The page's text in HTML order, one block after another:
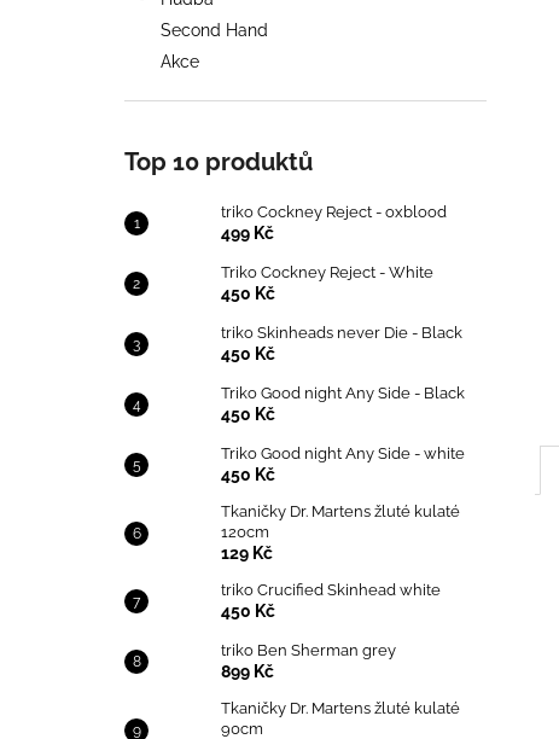
Second Hand
Akce
Top 10 produktů
triko Cockney Reject - oxblood
499 Kč
Triko Cockney Reject - White
450 Kč
triko Skinheads never Die - Black
450 Kč
Triko Good night Any Side - Black
450 Kč
Triko Good night Any Side - white
450 Kč
Tkaničky Dr. Martens žluté kulaté
120cm
129 Kč
triko Crucified Skinhead white
450 Kč
triko Ben Sherman grey
899 Kč
Tkaničky Dr. Martens žluté kulaté
90cm
TRIKO COCKNEY REJECT - OXBLOOD
499 Kč